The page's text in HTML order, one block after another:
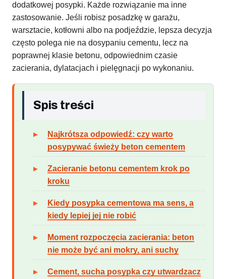
dodatkowej posypki. Każde rozwiązanie ma inne
zastosowanie. Jeśli robisz posadzkę w garażu,
warsztacie, kotłowni albo na podjeździe, lepsza decyzja
często polega nie na dosypaniu cementu, lecz na
poprawnej klasie betonu, odpowiednim czasie
zacierania, dylatacjach i pielęgnacji po wykonaniu.
Spis treści
Najkrótsza odpowiedź: czy warto
posypywać świeży beton cementem
Zacieranie betonu cementem krok po
kroku
Kiedy posypka cementowa ma sens, a
kiedy lepiej jej nie robić
Moment rozpoczęcia zacierania: beton
nie może być ani mokry, ani suchy
Cement, sucha posypka czy utwardzacz